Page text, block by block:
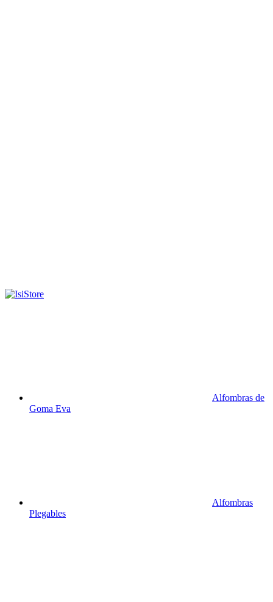
Alfombras de
Goma Eva
Alfombras
Plegables